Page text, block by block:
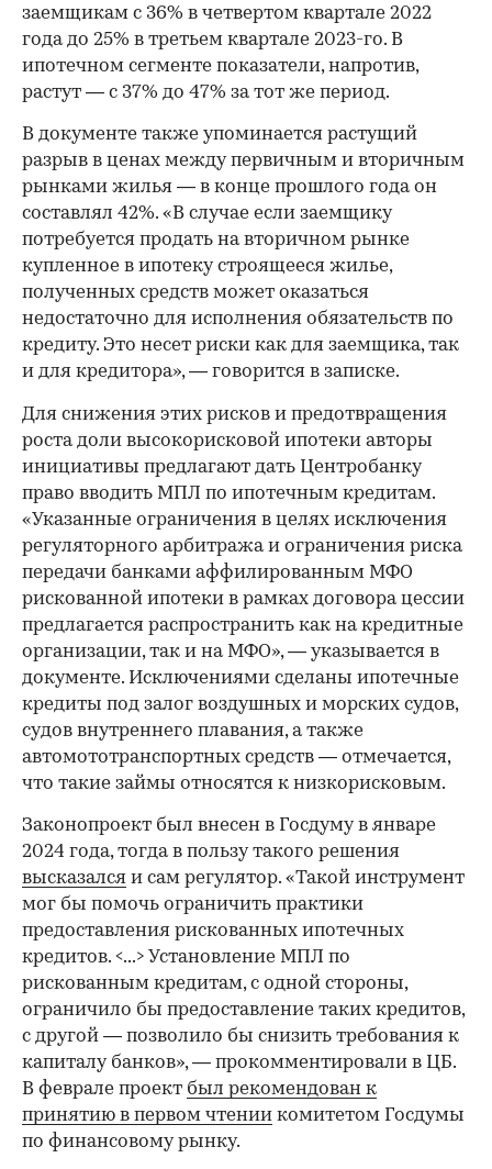
заемщикам с 36% в четвертом квартале 2022
года до 25% в третьем квартале 2023-го. В
ипотечном сегменте показатели, напротив,
растут — с 37% до 47% за тот же период.
В документе также упоминается растущий
разрыв в ценах между первичным и вторичным
рынками жилья — в конце прошлого года он
составлял 42%. «В случае если заемщику
потребуется продать на вторичном рынке
купленное в ипотеку строящееся жилье,
полученных средств может оказаться
недостаточно для исполнения обязательств по
кредиту. Это несет риски как для заемщика, так
и для кредитора», — говорится в записке.
Для снижения этих рисков и предотвращения
роста доли высокорисковой ипотеки авторы
инициативы предлагают дать Центробанку
право вводить МПЛ по ипотечным кредитам.
«Указанные ограничения в целях исключения
регуляторного арбитража и ограничения риска
передачи банками аффилированным МФО
рискованной ипотеки в рамках договора цессии
предлагается распространить как на кредитные
организации, так и на МФО», — указывается в
документе. Исключениями сделаны ипотечные
кредиты под залог воздушных и морских судов,
судов внутреннего плавания, а также
автомототранспортных средств — отмечается,
что такие займы относятся к низкорисковым.
Законопроект был внесен в Госдуму в январе
2024 года, тогда в пользу такого решения
высказался и сам регулятор. «Такой инструмент
мог бы помочь ограничить практики
предоставления рискованных ипотечных
кредитов. <...> Установление МПЛ по
рискованным кредитам, с одной стороны,
ограничило бы предоставление таких кредитов,
с другой — позволило бы снизить требования к
капиталу банков», — прокомментировали в ЦБ.
В феврале проект был рекомендован к
принятию в первом чтении комитетом Госдумы
по финансовому рынку.